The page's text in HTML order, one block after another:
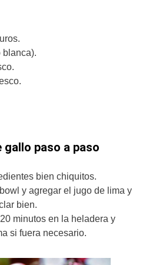
blanca).
gallo paso a paso
bien chiquitos.
y agregar el jugo de lima y
bien.
minutos en la heladera y
si fuera necesario.